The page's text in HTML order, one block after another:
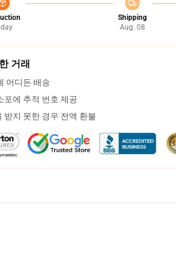
Shipping
Aug. 08
거래
어디든 배송
포에 추적 번호 제공
받지 못한 경우 전액 환불